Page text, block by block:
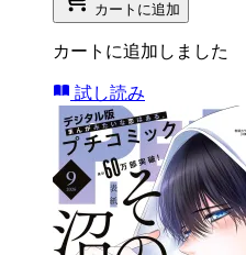
カートに追加
カートに追加しました
試し読み